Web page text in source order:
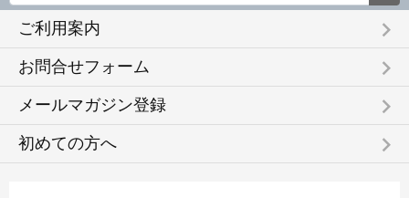
ご利用案内 keyboard_arrow_right
お問合せフォーム keyboard_arrow_right
メールマガジン登録 keyboard_arrow_right
初めての方へ keyboard_arrow_right